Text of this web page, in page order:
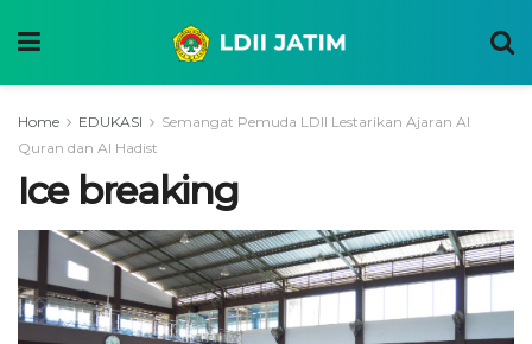
Home EDUKASI
Semangat Pemuda LDII Lestarikan Ajaran Al
Quran dan Al Hadist
Ice breaking